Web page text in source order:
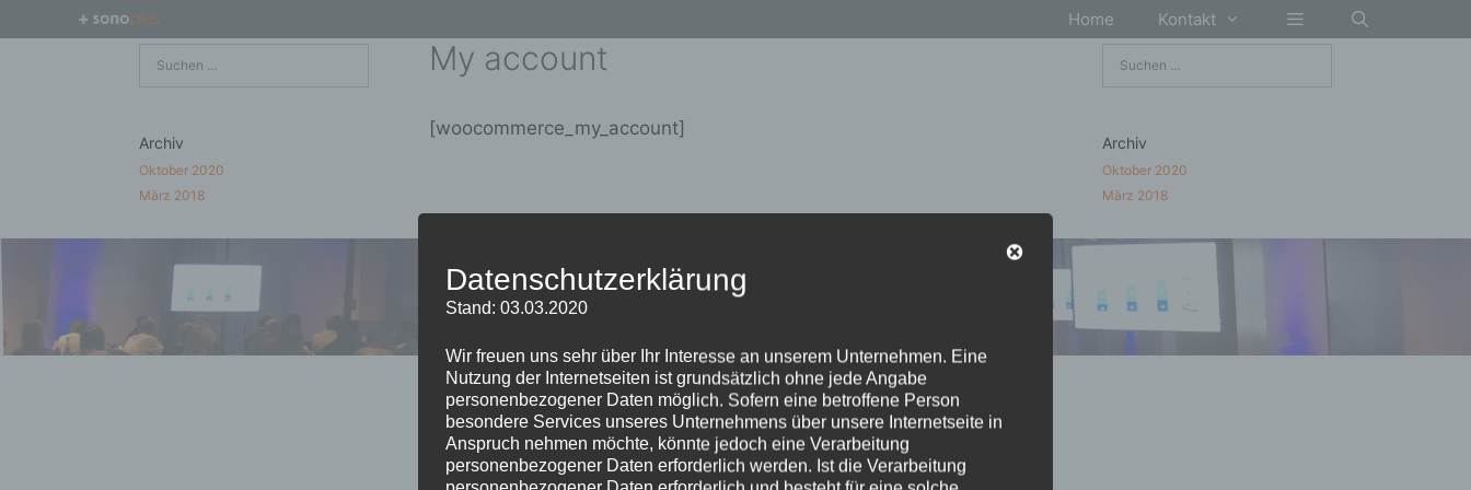
Inhalt
Home Kontakt
My account
[woocommerce_my_account]
nach:
Archiv
Oktober 2020
März 2018
nach:
Archiv
Oktober 2020
März 2018
© 2026 sonoplus ®
Impressum
Datenschutzerklärung
Stand: 03.03.2020
Wir freuen uns sehr über Ihr Interesse an unserem Unternehmen. Eine
Nutzung der Internetseiten ist grundsätzlich ohne jede Angabe
personenbezogener Daten möglich. Sofern eine betroffene Person
besondere Services unseres Unternehmens über unsere Internetseite in
Anspruch nehmen möchte, könnte jedoch eine Verarbeitung
personenbezogener Daten erforderlich werden. Ist die Verarbeitung